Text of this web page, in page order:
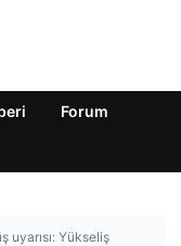
Forum
uyarısı: Yükseliş